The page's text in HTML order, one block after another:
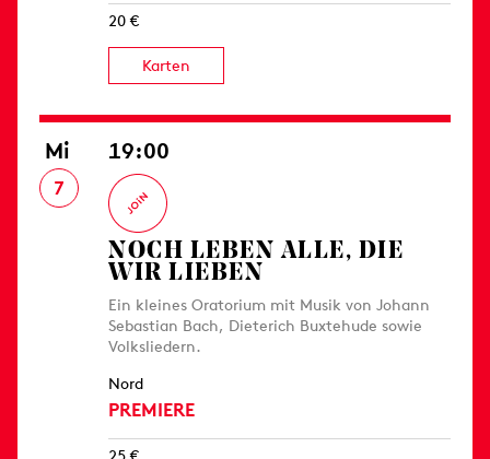
20 €
Karten
Mi
7
19:00
NOCH LEBEN ALLE, DIE
WIR LIEBEN
Ein kleines Oratorium mit Musik von Johann
Sebastian Bach, Dieterich Buxtehude sowie
Volksliedern.
Nord
PREMIERE